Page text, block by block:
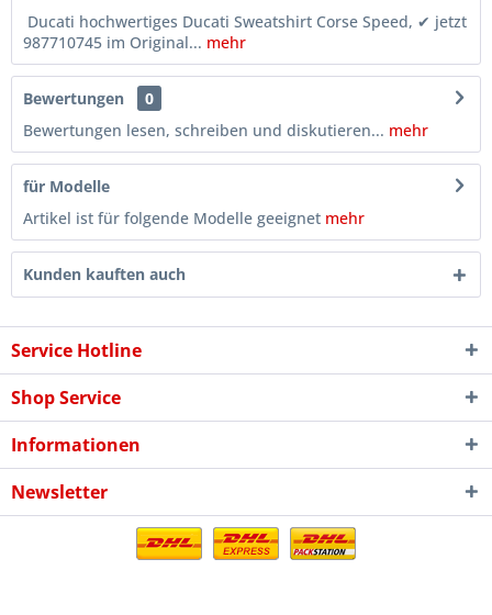
Ducati hochwertiges Ducati Sweatshirt Corse Speed, ✔ jetzt
987710745 im Original... mehr
Bewertungen
0
Bewertungen lesen, schreiben und diskutieren... mehr
für Modelle
Artikel ist für folgende Modelle geeignet mehr
Kunden kauften auch
Service Hotline
Shop Service
Informationen
Newsletter